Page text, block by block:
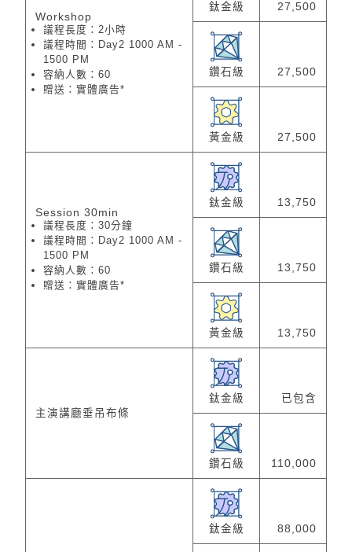
Workshop
議程長度：2小時
議程時間：Day2 1000 AM -
1500 PM
容納人數：60
贈送：實體廣告*
鈦金級 27,500
鑽石級 27,500
黃金級 27,500
Session 30min
議程長度：30分鐘
議程時間：Day2 1000 AM -
1500 PM
容納人數：60
贈送：實體廣告*
鈦金級 13,750
鑽石級 13,750
黃金級 13,750
主演講廳垂吊布條
鈦金級 已包含
鑽石級 110,000
鈦金級 88,000